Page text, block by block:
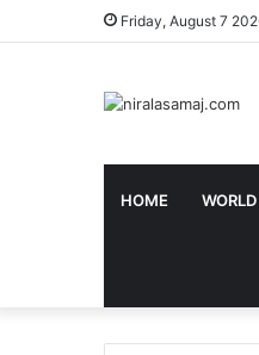
Friday, August 7
HOME WORLD